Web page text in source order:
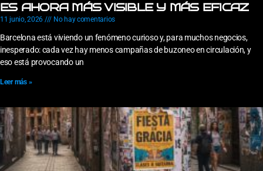
ES AHORA MÁS VISIBLE Y MÁS EFICAZ
11 junio, 2026 No hay comentarios
Barcelona está viviendo un fenómeno curioso y, para muchos negocios,
inesperado: cada vez hay menos campañas de buzoneo en circulación, y
eso está provocando un
Leer más »